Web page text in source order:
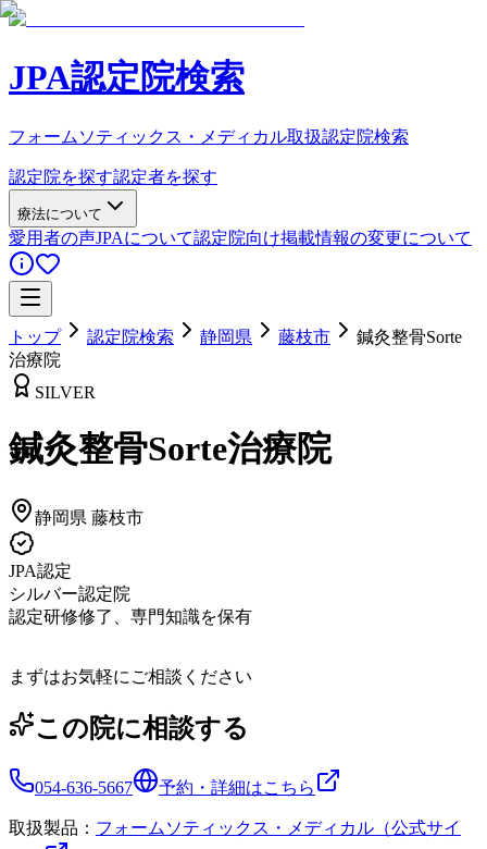
JPA認定院検索
フォームソティックス・メディカル取扱認定院検索
認定院を探す認定者を探す
療法について
愛用者の声JPAについて認定院向け掲載情報の変更について
トップ 認定院検索 静岡県 藤枝市
鍼灸整骨Sorte
治療院
SILVER
鍼灸整骨Sorte治療院
静岡県 藤枝市
JPA認定
シルバー認定院
認定研修修了、専門知識を保有
まずはお気軽にご相談ください
この院に相談する
054-636-5667 予約・詳細はこちら
取扱製品： フォームソティックス・メディカル（公式サイ